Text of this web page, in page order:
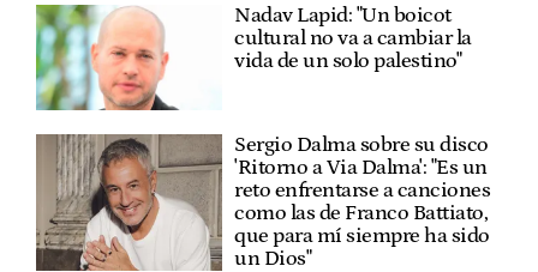
Nadav Lapid: "Un boicot
cultural no va a cambiar la
vida de un solo palestino"
Sergio Dalma sobre su disco
'Ritorno a Via Dalma': "Es un
reto enfrentarse a canciones
como las de Franco Battiato,
que para mí siempre ha sido
un Dios"